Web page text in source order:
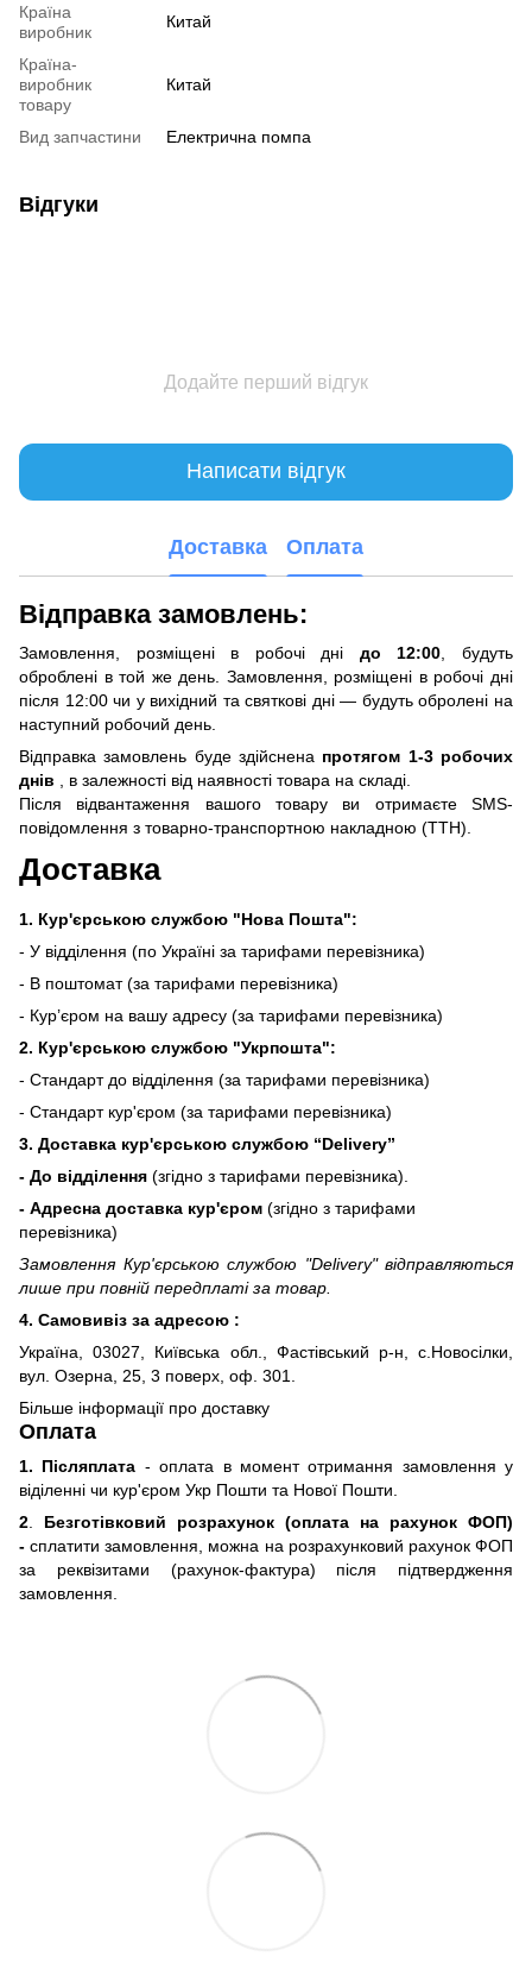
Країна
виробник
Китай
Країна-
виробник
товару
Китай
Вид запчастини Електрична помпа
Відгуки
Додайте перший відгук
Написати відгук
Доставка Оплата
Відправка замовлень:
Замовлення, розміщені в робочі дні до 12:00 , будуть
оброблені в той же день. Замовлення, розміщені в робочі дні
після 12:00 чи у вихідний та святкові дні — будуть обролені на
наступний робочий день.
Відправка замовлень буде здійснена протягом 1-3 робочих
днів , в залежності від наявності товара на складі.
Після відвантаження вашого товару ви отримаєте SMS-
повідомлення з товарно-транспортною накладною (ТТН).
Доставка
1. Кур'єрською службою "Нова Пошта":
- У відділення (по Україні за тарифами перевізника)
- В поштомат (за тарифами перевізника)
- Кур’єром на вашу адресу (за тарифами перевізника)
2. Кур'єрською службою "Укрпошта":
- Стандарт до відділення (за тарифами перевізника)
- Стандарт кур'єром (за тарифами перевізника)
3. Доставка кур'єрською службою “Delivery”
- До відділення (згідно з тарифами перевізника).
- Адресна доставка кур'єром (згідно з тарифами
перевізника)
Замовлення Кур'єрською службою "Delivery" відправляються
лише при повній передплаті за товар.
4. Самовивіз за адресою :
Україна, 03027, Київська обл., Фастівський р-н, с.Новосілки,
вул. Озерна, 25, 3 поверх, оф. 301.
Більше інформації про доставку
Оплата
1. Післяплата - оплата в момент отримання замовлення у
віділенні чи кур'єром Укр Пошти та Нової Пошти.
2. Безготівковий розрахунок (оплата на рахунок ФОП)
-сплатити замовлення, можна на розрахунковий рахунок ФОП
за реквізитами (рахунок-фактура) після підтвердження
замовлення.